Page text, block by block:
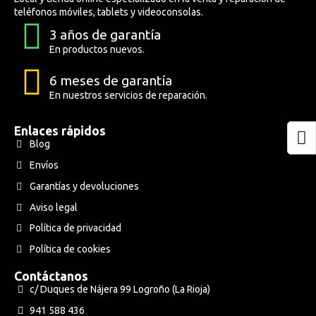
Altavoces Gaming
Gaming Auriculares y micrófonos
Sillones gaming
Componentes y periféricos
Accesorios PC
Software/licencias
Televisores
Android tv
Accesorios TV
Patinetes eléctricos
Domótica
Hogar
teléfonos móviles, tablets y videoconsolas.
3 años de garantía
En productos nuevos.
6 meses de garantía
En nuestros servicios de reparación.
Enlaces rápidos
Blog
Envíos
Garantías y devoluciones
Aviso legal
Política de privacidad
Política de cookies
Contáctanos
c/ Duques de Nájera 99 Logroño (La Rioja)
941 588 436